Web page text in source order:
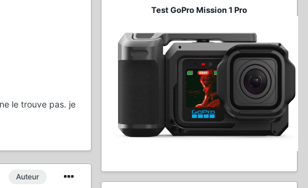
le trouve pas. je
Auteur
Test GoPro Mission 1 Pro